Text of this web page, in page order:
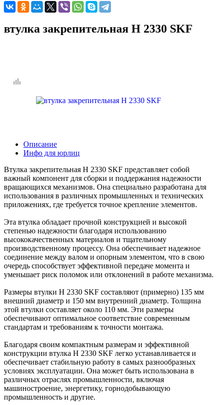
втулка закрепительная H 2330 SKF
Описание
Инфо для юрлиц
Втулка закрепительная H 2330 SKF представляет собой
важный компонент для сборки и поддержания надежности
вращающихся механизмов. Она специально разработана для
использования в различных промышленных и технических
приложениях, где требуется точное крепление элементов.
Эта втулка обладает прочной конструкцией и высокой
степенью надежности благодаря использованию
высококачественных материалов и тщательному
производственному процессу. Она обеспечивает надежное
соединение между валом и опорным элементом, что в свою
очередь способствует эффективной передаче момента и
уменьшает риск поломок или отклонений в работе механизма.
Размеры втулки H 2330 SKF составляют (примерно) 135 мм
внешний диаметр и 150 мм внутренний диаметр. Толщина
этой втулки составляет около 110 мм. Эти размеры
обеспечивают оптимальное соответствие современным
стандартам и требованиям к точности монтажа.
Благодаря своим компактным размерам и эффективной
конструкции втулка H 2330 SKF легко устанавливается и
обеспечивает стабильную работу в самых разнообразных
условиях эксплуатации. Она может быть использована в
различных отраслях промышленности, включая
машиностроение, энергетику, горнодобывающую
промышленность и другие.